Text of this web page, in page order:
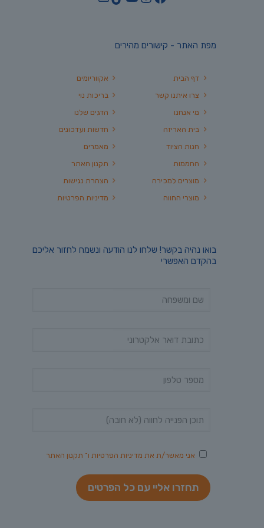
מפת האתר - קישורים מהירים
אקווריומים
בריכות נוי
הדגים שלנו
חדשות ועדכונים
מאמרים
תקנון האתר
הצהרת נגישות
מדיניות הפרטיות
דף הבית
צרו איתנו קשר
מי אנחנו
בית האריזה
חנות הציוד
החממות
מוצרים למכירה
מוצרי החווה
בואו נהיה בקשר! שלחו לנו הודעה ונשמח לחזור אליכם
בהקדם האפשרי
אני מאשר/ת את מדיניות הפרטיות ו־ תקנון האתר